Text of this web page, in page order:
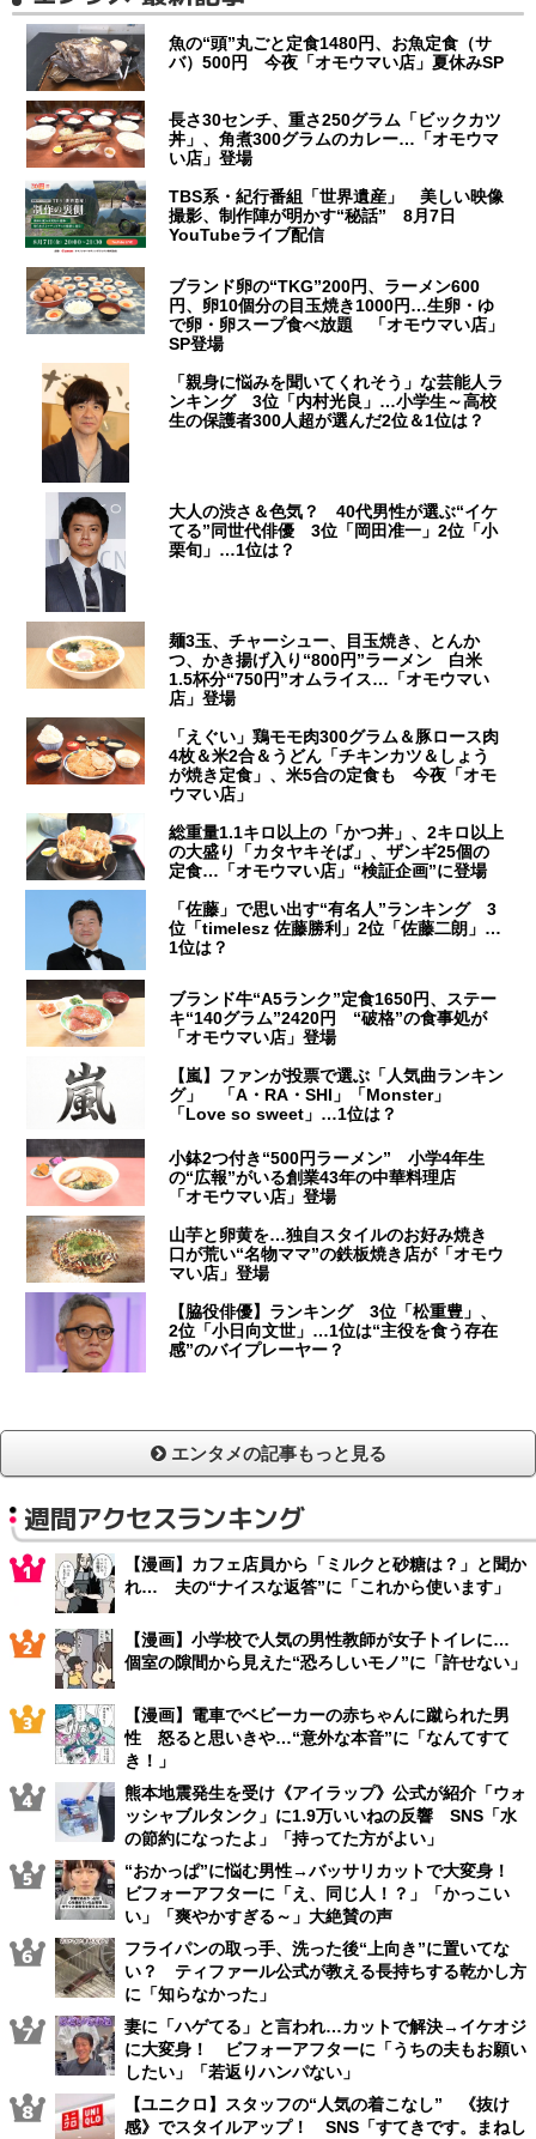
魚の“頭”丸ごと定食1480円、お魚定食（サ
バ）500円 今夜「オモウマい店」夏休みSP
長さ30センチ、重さ250グラム「ビックカツ
丼」、角煮300グラムのカレー…「オモウマ
い店」登場
TBS系・紀行番組「世界遺産」 美しい映像
撮影、制作陣が明かす“秘話” 8月7日
YouTubeライブ配信
ブランド卵の“TKG”200円、ラーメン600
円、卵10個分の目玉焼き1000円…生卵・ゆ
で卵・卵スープ食べ放題 「オモウマい店」
SP登場
「親身に悩みを聞いてくれそう」な芸能人ラ
ンキング 3位「内村光良」…小学生～高校
生の保護者300人超が選んだ2位＆1位は？
大人の渋さ＆色気？ 40代男性が選ぶ“イケ
てる”同世代俳優 3位「岡田准一」2位「小
栗旬」…1位は？
麺3玉、チャーシュー、目玉焼き、とんか
つ、かき揚げ入り“800円”ラーメン 白米
1.5杯分“750円”オムライス…「オモウマい
店」登場
「えぐい」鶏モモ肉300グラム＆豚ロース肉
4枚＆米2合＆うどん「チキンカツ＆しょう
が焼き定食」、米5合の定食も 今夜「オモ
ウマい店」
総重量1.1キロ以上の「かつ丼」、2キロ以上
の大盛り「カタヤキそば」、ザンギ25個の
定食…「オモウマい店」“検証企画”に登場
「佐藤」で思い出す“有名人”ランキング 3
位「timelesz 佐藤勝利」2位「佐藤二朗」…
1位は？
ブランド牛“A5ランク”定食1650円、ステー
キ“140グラム”2420円 “破格”の食事処が
「オモウマい店」登場
【嵐】ファンが投票で選ぶ「人気曲ランキン
グ」 「A・RA・SHI」「Monster」
「Love so sweet」…1位は？
小鉢2つ付き“500円ラーメン” 小学4年生
の“広報”がいる創業43年の中華料理店
「オモウマい店」登場
山芋と卵黄を…独自スタイルのお好み焼き
口が荒い“名物ママ”の鉄板焼き店が「オモウ
マい店」登場
【脇役俳優】ランキング 3位「松重豊」、
2位「小日向文世」…1位は“主役を食う存在
感”のバイプレーヤー？
エンタメの記事もっと見る
週間アクセスランキング
【漫画】カフェ店員から「ミルクと砂糖は？」と聞か
れ… 夫の“ナイスな返答”に「これから使います」
【漫画】小学校で人気の男性教師が女子トイレに…
個室の隙間から見えた“恐ろしいモノ”に「許せない」
【漫画】電車でベビーカーの赤ちゃんに蹴られた男
性 怒ると思いきや…“意外な本音”に「なんてすて
き！」
熊本地震発生を受け《アイラップ》公式が紹介「ウォ
ッシャブルタンク」に1.9万いいねの反響 SNS「水
の節約になったよ」「持ってた方がよい」
“おかっぱ”に悩む男性→バッサリカットで大変身！
ビフォーアフターに「え、同じ人！？」「かっこい
い」「爽やかすぎる～」大絶賛の声
フライパンの取っ手、洗った後“上向き”に置いてな
い？ ティファール公式が教える長持ちする乾かし方
に「知らなかった」
妻に「ハゲてる」と言われ…カットで解決→イケオジ
に大変身！ ビフォーアフターに「うちの夫もお願い
したい」「若返りハンパない」
【ユニクロ】スタッフの“人気の着こなし” 《抜け
感》でスタイルアップ！ SNS「すてきです。まねし